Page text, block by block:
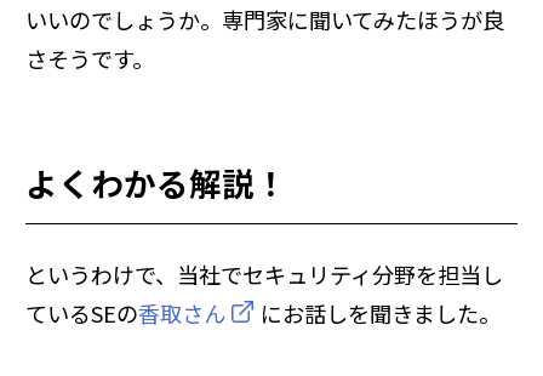
いいのでしょうか。専門家に聞いてみたほうが良
さそうです。
よくわかる解説！
というわけで、当社でセキュリティ分野を担当し
ているSEの香取さん にお話しを聞きました。